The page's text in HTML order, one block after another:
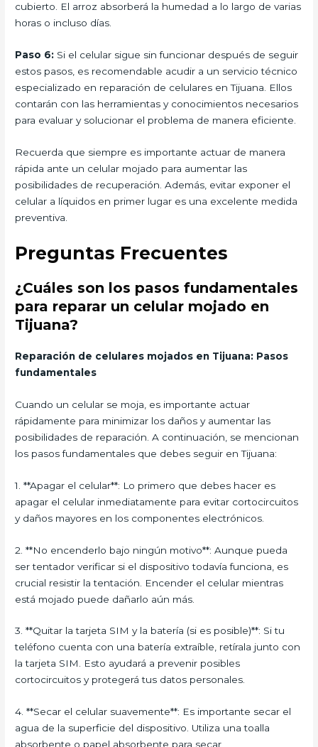
cubierto. El arroz absorberá la humedad a lo largo de varias
horas o incluso días.
Paso 6: Si el celular sigue sin funcionar después de seguir
estos pasos, es recomendable acudir a un servicio técnico
especializado en reparación de celulares en Tijuana. Ellos
contarán con las herramientas y conocimientos necesarios
para evaluar y solucionar el problema de manera eficiente.
Recuerda que siempre es importante actuar de manera
rápida ante un celular mojado para aumentar las
posibilidades de recuperación. Además, evitar exponer el
celular a líquidos en primer lugar es una excelente medida
preventiva.
Preguntas Frecuentes
¿Cuáles son los pasos fundamentales
para reparar un celular mojado en
Tijuana?
Reparación de celulares mojados en Tijuana: Pasos
fundamentales
Cuando un celular se moja, es importante actuar
rápidamente para minimizar los daños y aumentar las
posibilidades de reparación. A continuación, se mencionan
los pasos fundamentales que debes seguir en Tijuana:
1. **Apagar el celular**: Lo primero que debes hacer es
apagar el celular inmediatamente para evitar cortocircuitos
y daños mayores en los componentes electrónicos.
2. **No encenderlo bajo ningún motivo**: Aunque pueda
ser tentador verificar si el dispositivo todavía funciona, es
crucial resistir la tentación. Encender el celular mientras
está mojado puede dañarlo aún más.
3. **Quitar la tarjeta SIM y la batería (si es posible)**: Si tu
teléfono cuenta con una batería extraíble, retírala junto con
la tarjeta SIM. Esto ayudará a prevenir posibles
cortocircuitos y protegerá tus datos personales.
4. **Secar el celular suavemente**: Es importante secar el
agua de la superficie del dispositivo. Utiliza una toalla
absorbente o papel absorbente para secar